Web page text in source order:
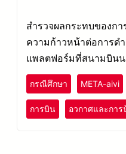
สำรวจผลกระทบของก
ความก้าวหน้าต่อการด
แพลตฟอร์มที่สนามบิน
กรณีศึกษา META-aivi
การบิน อวกาศและการ